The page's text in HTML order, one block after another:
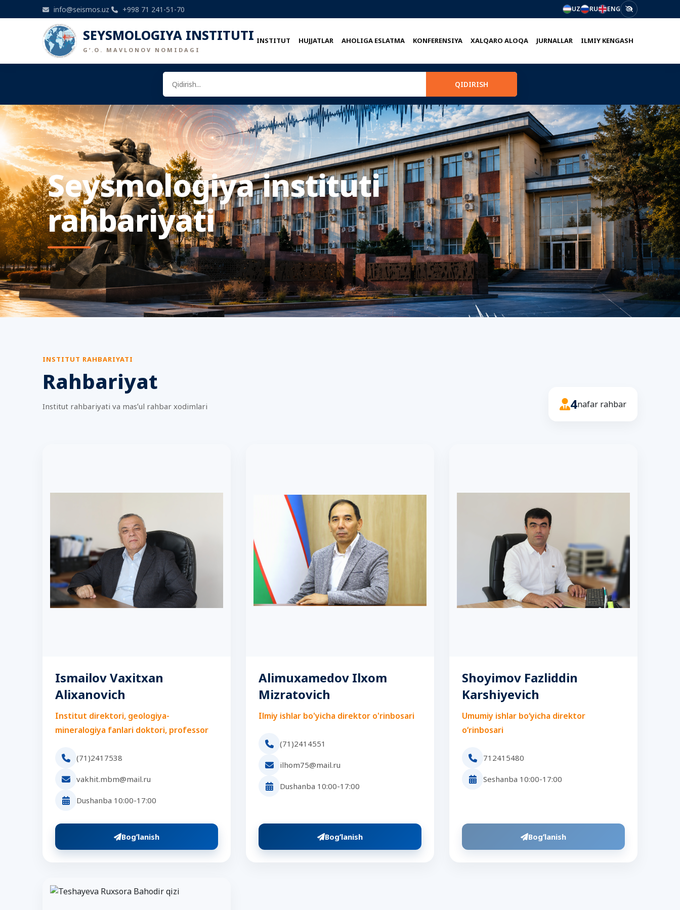
info@seismos.uz +998 71 241-51-70 UZ RU ENG
SEYSMOLOGIYA INSTITUTI
G‘.O. MAVLONOV NOMIDAGI
INSTITUT HUJJATLAR AHOLIGA ESLATMA KONFERENSIYA XALQARO ALOQA JURNALLAR ILMIY KENGASH
QIDIRISH
Seysmologiya instituti
rahbariyati
INSTITUT RAHBARIYATI
Rahbariyat
Institut rahbariyati va masʼul rahbar xodimlari 4nafar rahbar
Ismailov Vaxitxan
Alixanovich
Institut direktori, geologiya-
mineralogiya fanlari doktori, professor
(71)2417538
vakhit.mbm@mail.ru
Dushanba 10:00-17:00
Bogʻlanish
Alimuxamedov Ilxom
Mizratovich
Ilmiy ishlar bo'yicha direktor o'rinbosari
(71)2414551
ilhom75@mail.ru
Dushanba 10:00-17:00
Bogʻlanish
Shoyimov Fazliddin
Karshiyevich
Umumiy ishlar bo‘yicha direktor
o‘rinbosari
712415480
Seshanba 10:00-17:00
Bogʻlanish